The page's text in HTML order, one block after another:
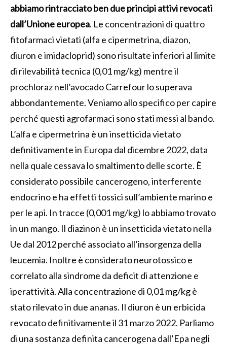
abbiamo rintracciato ben due principi attivi revocati
dall’Unione europea. Le concentrazioni di quattro
fitofarmaci vietati (alfa e cipermetrina, diazon,
diuron e imidacloprid) sono risultate inferiori al limite
di rilevabilità tecnica (0,01 mg/kg) mentre il
prochloraz nell’avocado Carrefour lo superava
abbondantemente. Veniamo allo specifico per capire
perché questi agrofarmaci sono stati messi al bando.
L’alfa e cipermetrina è un insetticida vietato
definitivamente in Europa dal dicembre 2022, data
nella quale cessava lo smaltimento delle scorte. È
considerato possibile cancerogeno, interferente
endocrino e ha effetti tossici sull’ambiente marino e
per le api. In tracce (0,001 mg/kg) lo abbiamo trovato
in un mango. Il diazinon è un insetticida vietato nella
Ue dal 2012 perché associato all’insorgenza della
leucemia. Inoltre è considerato neurotossico e
correlato alla sindrome da deficit di attenzione e
iperattività. Alla concentrazione di 0,01 mg/kg è
stato rilevato in due ananas. Il diuron è un erbicida
revocato definitivamente il 31 marzo 2022. Parliamo
di una sostanza definita cancerogena dall’Epa negli